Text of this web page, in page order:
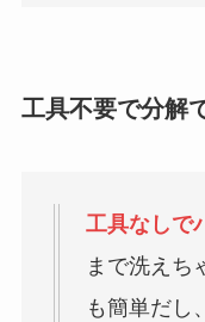
工具不要で分解
工具なしで
まで洗えち
も簡単だし